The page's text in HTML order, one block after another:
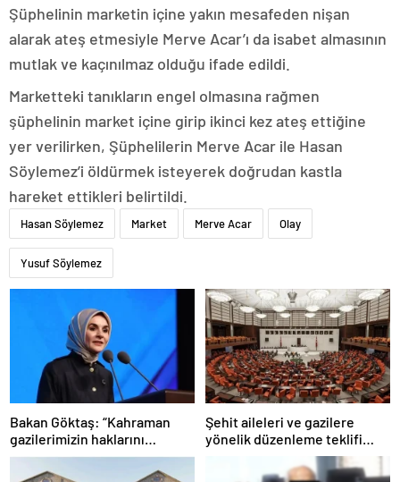
Şüphelinin marketin içine yakın mesafeden nişan
alarak ateş etmesiyle Merve Acar’ı da isabet almasının
mutlak ve kaçınılmaz olduğu ifade edildi.
Marketteki tanıkların engel olmasına rağmen
şüphelinin market içine girip ikinci kez ateş ettiğine
yer verilirken, Şüphelilerin Merve Acar ile Hasan
Söylemez’i öldürmek isteyerek doğrudan kastla
hareket ettikleri belirtildi.
Hasan Söylemez Market Merve Acar Olay
Yusuf Söylemez
Bakan Göktaş: “Kahraman
gazilerimizin haklarını
güçlendiren yeni bir dönemin
kapılarını aralıyoruz”
Şehit aileleri ve gazilere
yönelik düzenleme teklifi
Meclis’te kabul edildi